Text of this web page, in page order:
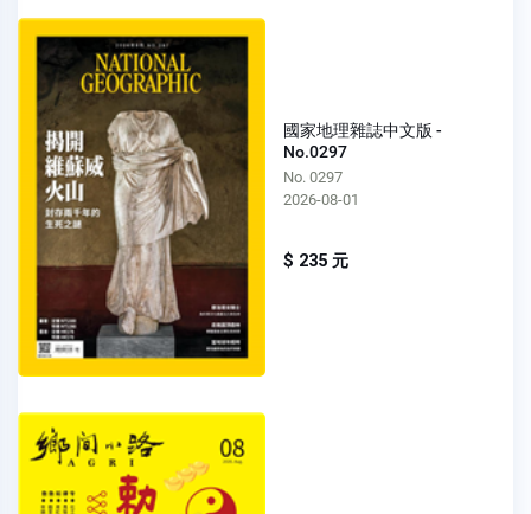
國家地理雜誌中文版 -
No.0297
No. 0297
2026-08-01
$ 235 元